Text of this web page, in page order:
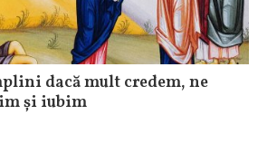
dacă mult credem, ne
și iubim